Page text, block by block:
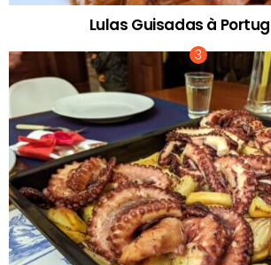
Lulas Guisadas à